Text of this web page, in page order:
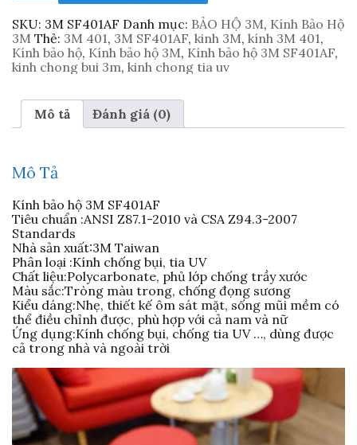
3M
SF401AF
số
lượng
SKU: 3M SF401AF Danh mục: BẢO HỘ 3M, Kính Bảo Hộ
3M Thẻ: 3M 401, 3M SF401AF, kinh 3M, kính 3M 401,
Kính bảo hộ, Kính bảo hộ 3M, Kính bảo hộ 3M SF401AF,
kinh chong bui 3m, kinh chong tia uv
Mô tả Đánh giá (0)
Mô Tả
Kính bảo hộ 3M SF401AF
Tiêu chuẩn :ANSI Z87.1-2010 và CSA Z94.3-2007
Standards
Nhà sản xuất:3M Taiwan
Phân loại :Kính chống bụi, tia UV
Chất liệu:Polycarbonate, phủ lớp chống trầy xước
Màu sắc:Tròng màu trong, chống đọng sương
Kiểu dáng:Nhẹ, thiết kế ôm sát mặt, sống mũi mềm có
thể điều chỉnh được, phù hợp với cả nam và nữ
Ứng dụng:Kính chống bụi, chống tia UV …, dùng được
cả trong nhà và ngoài trời